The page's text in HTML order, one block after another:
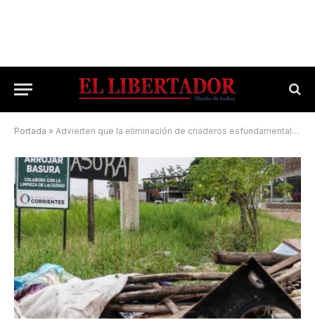
Portada » Advierten que la eliminación de criaderos esfundamental en la etapa post lluvias